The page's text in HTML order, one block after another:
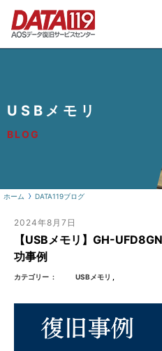
USBメモリ
BLOG
ホーム DATA119ブログ
2024年8月7日
【USBメモリ】GH-
功事例
カテゴリー USBメモリ